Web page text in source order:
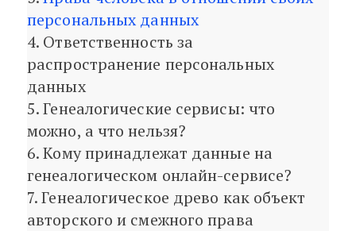
персональных данных
4. Ответственность за
распространение персональных
данных
5. Генеалогические сервисы: что
можно, а что нельзя?
6. Кому принадлежат данные на
генеалогическом онлайн-сервисе?
7. Генеалогическое древо как объект
авторского и смежного права